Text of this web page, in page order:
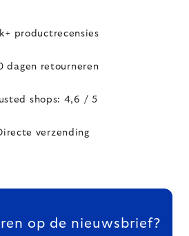
productrecensies
dagen retourneren
shops: 4,6 / 5
verzending
op de nieuwsbrief?